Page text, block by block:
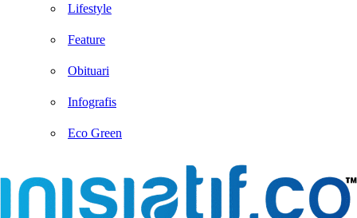
Lifestyle
Feature
Obituari
Infografis
Eco Green